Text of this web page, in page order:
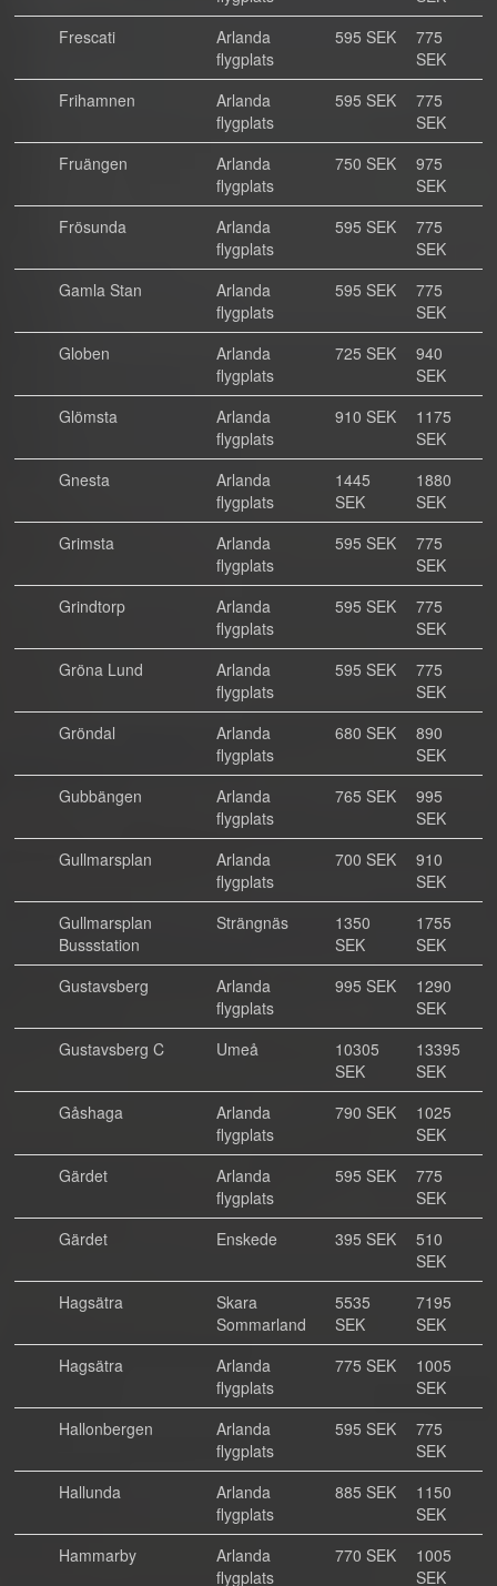
Frescati
Arlanda
flygplats
595 SEK
775
SEK
Frihamnen
Arlanda
flygplats
595 SEK
775
SEK
Fruängen
Arlanda
flygplats
750 SEK
975
SEK
Frösunda
Arlanda
flygplats
595 SEK
775
SEK
Gamla Stan
Arlanda
flygplats
595 SEK
775
SEK
Globen
Arlanda
flygplats
725 SEK
940
SEK
Glömsta
Arlanda
flygplats
910 SEK
1175
SEK
Gnesta
Arlanda
flygplats
1445
SEK
1880
SEK
Grimsta
Arlanda
flygplats
595 SEK
775
SEK
Grindtorp
Arlanda
flygplats
595 SEK
775
SEK
Gröna Lund
Arlanda
flygplats
595 SEK
775
SEK
Gröndal
Arlanda
flygplats
680 SEK
890
SEK
Gubbängen
Arlanda
flygplats
765 SEK
995
SEK
Gullmarsplan
Arlanda
flygplats
700 SEK
910
SEK
Gullmarsplan
Bussstation
Strängnäs
1350
SEK
1755
SEK
Gustavsberg
Arlanda
flygplats
995 SEK
1290
SEK
Gustavsberg C
Umeå
10305
SEK
13395
SEK
Gåshaga
Arlanda
flygplats
790 SEK
1025
SEK
Gärdet
Arlanda
flygplats
595 SEK
775
SEK
Gärdet
Enskede 395 SEK
510
SEK
Hagsätra
Skara
Sommarland
5535
SEK
7195
SEK
Hagsätra
Arlanda
flygplats
775 SEK
1005
SEK
Hallonbergen
Arlanda
flygplats
595 SEK
775
SEK
Hallunda
Arlanda
flygplats
885 SEK
1150
SEK
Hammarby
Arlanda
flygplats
770 SEK
1005
SEK